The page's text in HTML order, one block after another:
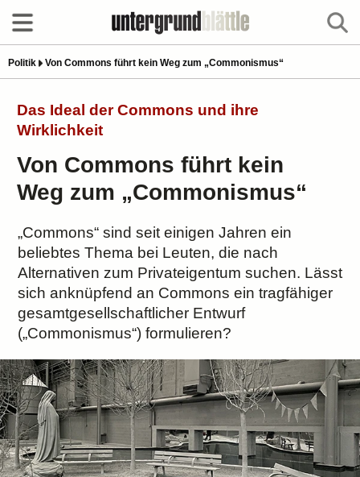
Politik Von Commons führt kein Weg zum „Commonismus“
Das Ideal der Commons und ihre
Wirklichkeit
Von Commons führt kein
Weg zum „Commonismus“
„Commons“ sind seit einigen Jahren ein
beliebtes Thema bei Leuten, die nach
Alternativen zum Privateigentum suchen. Lässt
sich anknüpfend an Commons ein tragfähiger
gesamtgesellschaftlicher Entwurf
(„Commonismus“) formulieren?